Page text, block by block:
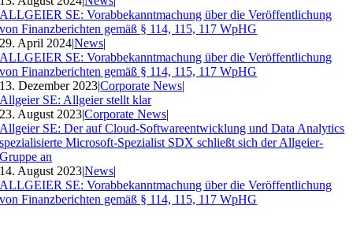
ALLGEIER SE: Vorabbekanntmachung über die Veröffentlichung
von Finanzberichten gemäß § 114, 115, 117 WpHG
29. April 2024|News|
ALLGEIER SE: Vorabbekanntmachung über die Veröffentlichung
von Finanzberichten gemäß § 114, 115, 117 WpHG
13. Dezember 2023|Corporate News|
Allgeier SE: Allgeier stellt klar
23. August 2023|Corporate News|
Allgeier SE: Der auf Cloud-Softwareentwicklung und Data Analytics
spezialisierte Microsoft-Spezialist SDX schließt sich der Allgeier-
Gruppe an
14. August 2023|News|
ALLGEIER SE: Vorabbekanntmachung über die Veröffentlichung
von Finanzberichten gemäß § 114, 115, 117 WpHG